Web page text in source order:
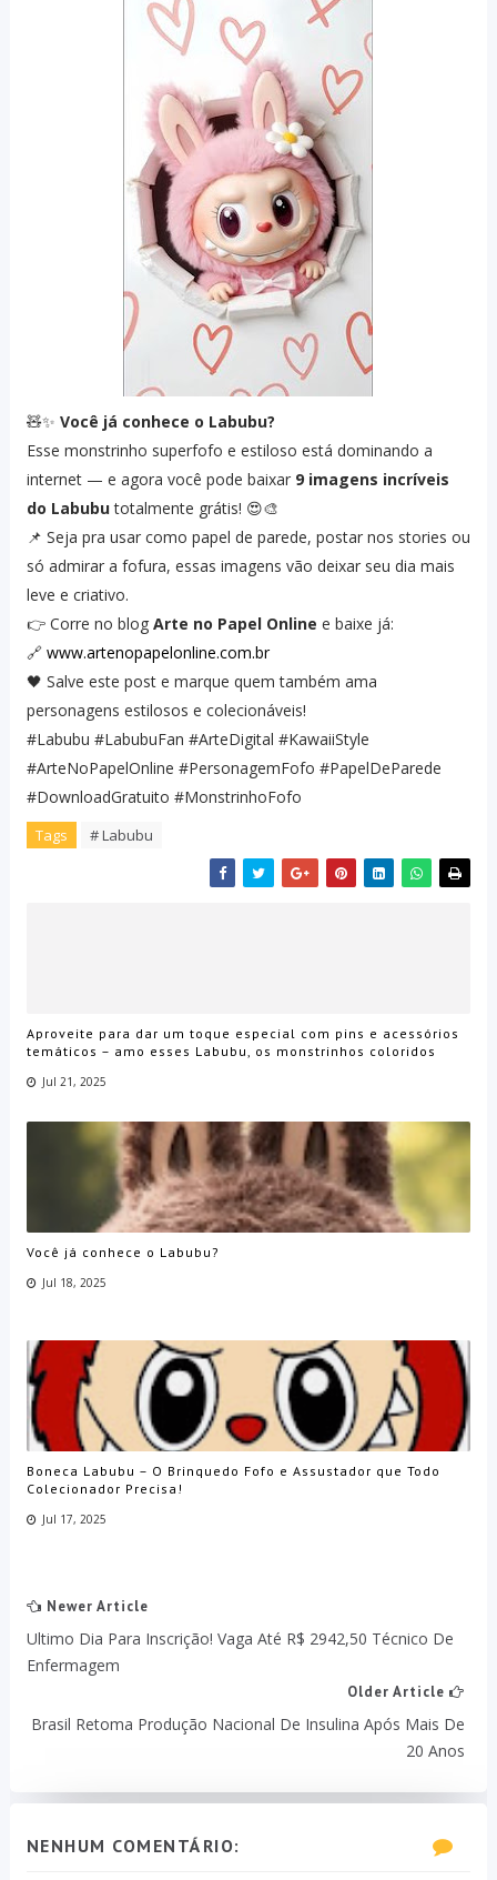
🧸✨ Você já conhece o Labubu?
Esse monstrinho superfofo e estiloso está dominando a
internet — e agora você pode baixar 9 imagens incríveis
do Labubutotalmente grátis! 😍🎨
📌 Seja pra usar como papel de parede, postar nos stories ou
só admirar a fofura, essas imagens vão deixar seu dia mais
leve e criativo.
👉 Corre no blog Arte no Papel Online e baixe já:
🔗 www.artenopapelonline.com.br
🖤 Salve este post e marque quem também ama
personagens estilosos e colecionáveis!
#Labubu #LabubuFan #ArteDigital #KawaiiStyle
#ArteNoPapelOnline #PersonagemFofo #PapelDeParede
#DownloadGratuito #MonstrinhoFofo
Tags # Labubu
Aproveite para dar um toque especial com pins e acessórios
temáticos – amo esses Labubu, os monstrinhos coloridos
Jul 21, 2025
Você já conhece o Labubu?
Jul 18, 2025
Boneca Labubu – O Brinquedo Fofo e Assustador que Todo
Colecionador Precisa!
Jul 17, 2025
Newer Article
Ultimo Dia Para Inscrição! Vaga Até R$ 2942,50 Técnico De
Enfermagem
Older Article
Brasil Retoma Produção Nacional De Insulina Após Mais De
20 Anos
NENHUM COMENTÁRIO: